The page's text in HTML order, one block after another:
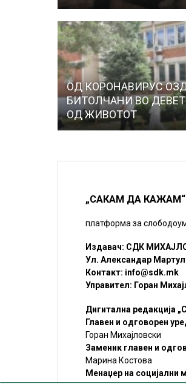
ОД КОРОНАВИРУС
БИТОЛЧАНИ ВО
ОД ЖИВОТОТ
„САКАМ ДА КАЖАМ“
платформа за
Издавач: СДК
Ул. Александар
Контакт: info@sdk.mk
Управител: Горан
Дигитална редакција
Главен и одговорен
Горан Михајловски
Заменик главен и
Марина Костова
Менаџер на социјални